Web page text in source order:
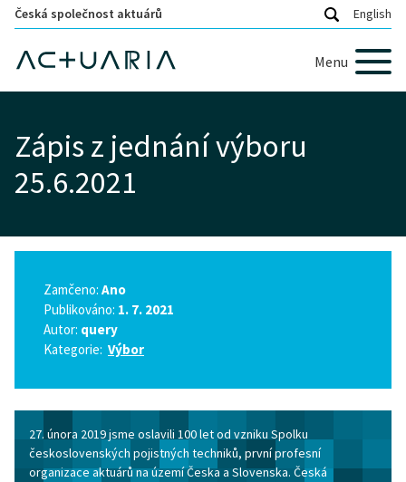
Česká společnost aktuárů English
Menu
Zápis z jednání výboru
25.6.2021
Zamčeno: Ano
Publikováno: 1. 7. 2021
Autor: query
Kategorie: Výbor
27. února 2019 jsme oslavili 100 let od vzniku Spolku
československých pojistných techniků, první profesní
organizace aktuárů na území Česka a Slovenska. Česká